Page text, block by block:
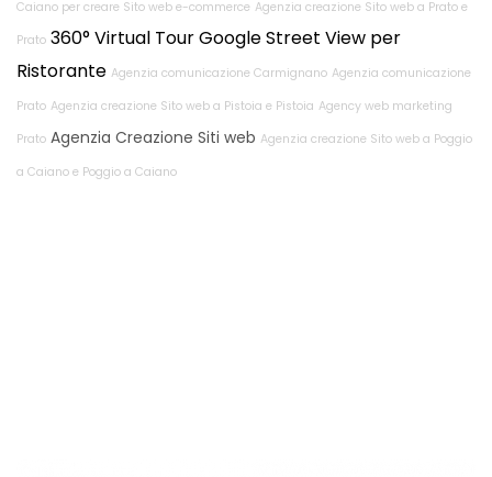
Caiano per creare Sito web e-commerce Agenzia creazione Sito web a Prato e
Prato 360° Virtual Tour Google Street View per
Ristorante Agenzia comunicazione Carmignano Agenzia comunicazione
Prato Agenzia creazione Sito web a Pistoia e Pistoia Agency web marketing
Prato Agenzia Creazione Siti web Agenzia creazione Sito web a Poggio
a Caiano e Poggio a Caiano